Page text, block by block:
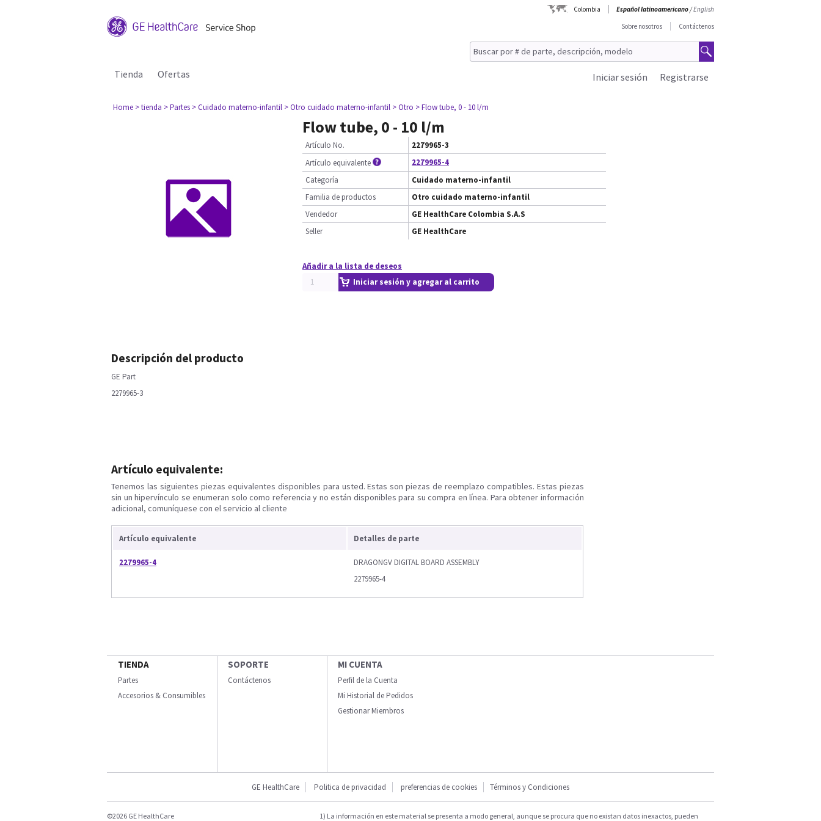
Colombia Español latinoamericano/English
Sobre nosotros
Contáctenos
Tienda Ofertas Registrarse
Iniciar sesión
Home > tienda > Partes > Cuidado materno-infantil > Otro cuidado materno-infantil > Otro > Flow tube, 0 - 10 l/m
Flow tube, 0 - 10 l/m
Artículo No.
2279965-3
Artículo equivalente
2279965-4
Categoría
Cuidado materno-infantil
Familia de productos
Otro cuidado materno-infantil
Vendedor
GE HealthCare Colombia S.A.S
Seller
GE HealthCare
Añadir a la lista de deseos
Iniciar sesión y agregar al carrito
Descripción del producto
GE Part
2279965-3
Artículo equivalente:
Tenemos las siguientes piezas equivalentes disponibles para usted. Estas son piezas de reemplazo compatibles. Estas piezas
sin un hipervínculo se enumeran solo como referencia y no están disponibles para su compra en línea. Para obtener información
adicional, comuníquese con el servicio al cliente
Artículo equivalente Detalles de parte
2279965-4
DRAGONGV DIGITAL BOARD ASSEMBLY
2279965-4
TIENDA
Partes
Accesorios & Consumibles
SOPORTE
Contáctenos
MI CUENTA
Perfil de la Cuenta
Mi Historial de Pedidos
Gestionar Miembros
GE HealthCare Politica de privacidad preferencias de cookies Términos y Condiciones
©2026 GE HealthCare
1) La información en este material se presenta a modo general, aunque se procura que no existan datos inexactos, pueden